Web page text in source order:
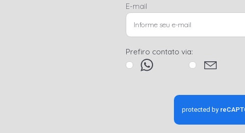
E-mail
Prefiro contato via: